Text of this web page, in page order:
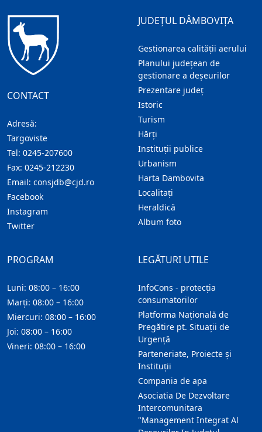
CONTACT
Adresă:
Targoviste
Tel: 0245-207600
Fax: 0245-212230
Email: consjdb@cjd.ro
Facebook
Instagram
Twitter
JUDEȚUL DÂMBOVIȚA
Gestionarea calității aerului
Planului județean de
gestionare a deșeurilor
Prezentare judeţ
Istoric
Turism
Hărţi
Instituţii publice
Urbanism
Harta Dambovita
Localitaţi
Heraldică
Album foto
LEGĂTURI UTILE
InfoCons - protecția
consumatorilor
Platforma Națională de
Pregătire pt. Situații de
Urgență
Parteneriate, Proiecte și
Instituții
Compania de apa
Asociatia De Dezvoltare
Intercomunitara
"Management Integrat Al
PROGRAM
Luni: 08:00 – 16:00
Marți: 08:00 – 16:00
Miercuri: 08:00 – 16:00
Joi: 08:00 – 16:00
Vineri: 08:00 – 16:00